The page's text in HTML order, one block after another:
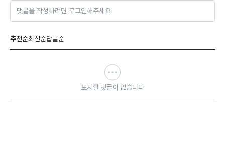
댓글을 작성하려면 로그인해주세요
추천순최신순답글순
표시할 댓글이 없습니다